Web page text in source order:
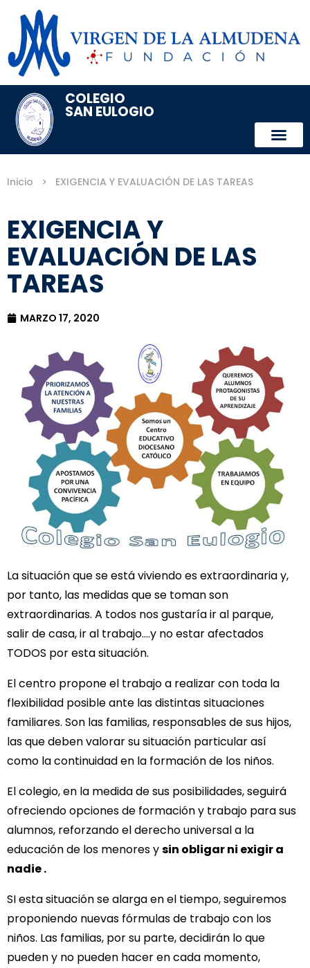
COLEGIO
SAN EULOGIO
Inicio > EXIGENCIA Y EVALUACIÓN DE LAS TAREAS
EXIGENCIA Y
EVALUACIÓN DE LAS
TAREAS
MARZO 17, 2020
La situación que se está viviendo es extraordinaria y,
por tanto, las medidas que se toman son
extraordinarias. A todos nos gustaría ir al parque,
salir de casa, ir al trabajo….y no estar afectados
TODOS por esta situación.
El centro propone el trabajo a realizar con toda la
flexibilidad posible ante las distintas situaciones
familiares. Son las familias, responsables de sus hijos,
las que deben valorar su situación particular así
como la continuidad en la formación de los niños.
El colegio, en la medida de sus posibilidades, seguirá
ofreciendo opciones de formación y trabajo para sus
alumnos, reforzando el derecho universal a la
educación de los menores ysin obligar ni exigir a
nadie .
SI esta situación se alarga en el tiempo, seguiremos
proponiendo nuevas fórmulas de trabajo con los
niños. Las familias, por su parte, decidirán lo que
pueden y no pueden hacer en cada momento,